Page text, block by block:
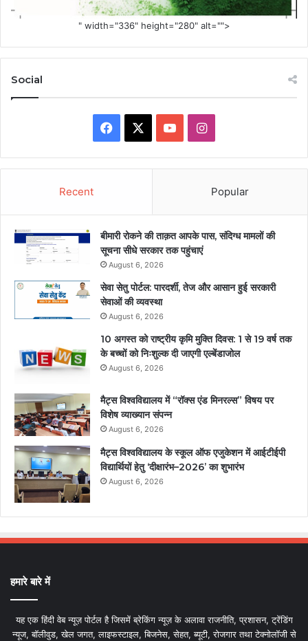
" width="336" height="280" alt="">
Social
Facebook YouTubeInstagram
Recent Popular
बीमारी रोकने की ताक़त आपके पास, संदिग्ध मामलों की
सूचना सीधे सरकार तक पहुंचाएं
August 6, 2026
सेवा सेतु पोर्टल: पारदर्शी, तेज और आसान हुई सरकारी
सेवाओं की व्यवस्था
August 6, 2026
10 अगस्त को राष्ट्रीय कृमि मुक्ति दिवस: 1 से 19 वर्ष तक
के बच्चों को निःशुल्क दी जाएगी एल्बेंडाजोल
August 6, 2026
मैट्स विश्वविद्यालय में “रॉक्स एंड मिनरल्स” विषय पर
विशेष व्याख्यान संपन्न
August 6, 2026
मैट्स विश्वविद्यालय के स्कूल ऑफ एजुकेशन में आईटीईपी
विद्यार्थियों हेतु ‘दीक्षारंभ–2026’ का शुभारंभ
August 6, 2026
हमारे बारे में
यह एक हिंदी वेब न्यूज़ पोर्टल है जिसमें ब्रेकिंग न्यूज़ के अलावा राजनीति, प्रशासन, ट्रेंडिंग
न्यूज, बॉलीवुड, खेल जगत, लाइफस्टाइल, बिजनेस, सेहत, ब्यूटी, रोजगार तथा टेक्नोलॉजी से